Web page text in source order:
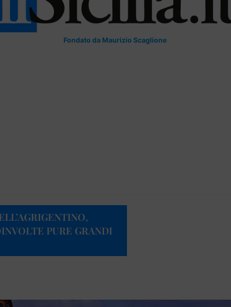
Fondato da Maurizio Scaglione
PURE GRANDI